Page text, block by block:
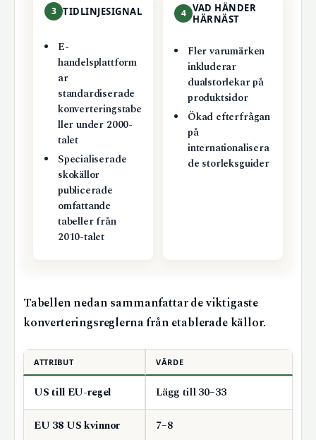
3 TIDLINJESIGNAL
E-
handelsplattform
ar
standardiserade
konverteringstabe
ller under 2000-
talet
Specialiserade
skokällor
publicerade
omfattande
tabeller från
2010-talet
4 VAD HÄNDER
HÄRNÄST
Fler varumärken
inkluderar
dualstorlekar på
produktsidor
Ökad efterfrågan
på
internationalisera
de storleksguider
Tabellen nedan sammanfattar de viktigaste
konverteringsreglerna från etablerade källor.
ATTRIBUT VÄRDE
US till EU-regel Lägg till 30–33
EU 38 US kvinnor 7–8